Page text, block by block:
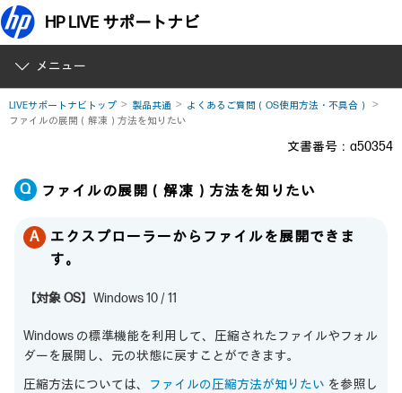
HP LIVE サポートナビ
メニュー
LIVEサポートナビトップ 製品共通
よくあるご質問（OS使用方法・不具合）
ファイルの展開（解凍）方法を知りたい
文書番号：a50354
ファイルの展開（解凍）方法を知りたい
エクスプローラーからファイルを展開できま
す。
【対象 OS】 Windows 10 / 11
Windows の標準機能を利用して、圧縮されたファイルやフォル
ダーを展開し、元の状態に戻すことができます。
圧縮方法については、
ファイルの圧縮方法が知りたい を参照し